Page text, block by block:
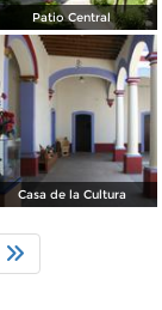
Patio Central
Casa de la Cultura